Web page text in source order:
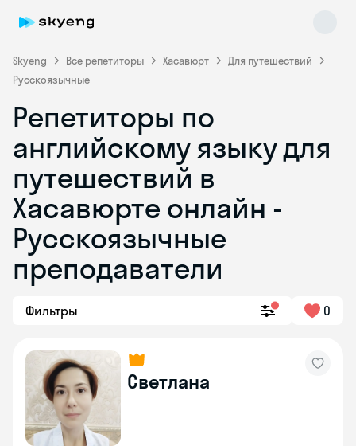
Skyeng Все репетиторы Хасавюрт
Для путешествий
Русскоязычные
Репетиторы по
английскому языку для
путешествий в
Хасавюрте онлайн -
Русскоязычные
преподаватели
Фильтры 0
Светлана
Skyeng Chat